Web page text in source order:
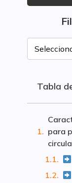
Tabla
para